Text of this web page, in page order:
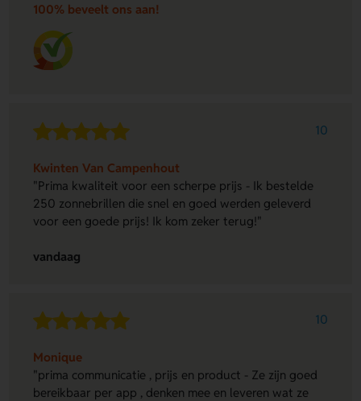
100% beveelt ons aan!
10
Kwinten Van Campenhout
"Prima kwaliteit voor een scherpe prijs - Ik bestelde
250 zonnebrillen die snel en goed werden geleverd
voor een goede prijs! Ik kom zeker terug!"
vandaag
10
Monique
"prima communicatie , prijs en product - Ze zijn goed
bereikbaar per app , denken mee en leveren wat ze